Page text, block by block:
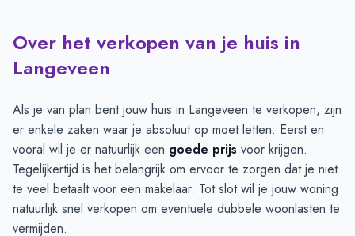
Over het verkopen van je huis in
Langeveen
Als je van plan bent jouw huis in Langeveen te verkopen, zijn
er enkele zaken waar je absoluut op moet letten. Eerst en
vooral wil je er natuurlijk een goede prijs voor krijgen.
Tegelijkertijd is het belangrijk om ervoor te zorgen dat je niet
te veel betaalt voor een makelaar. Tot slot wil je jouw woning
natuurlijk snel verkopen om eventuele dubbele woonlasten te
vermijden.